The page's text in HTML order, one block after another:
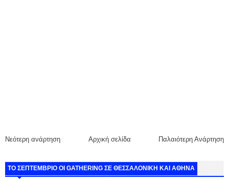
Νεότερη ανάρτηση Παλαιότερη Ανάρτηση
Αρχική σελίδα
ΤΟ ΣΕΠΤΕΜΒΡΙΟ ΟΙ GATHERING ΣΕ ΘΕΣΣΑΛΟΝΙΚΗ ΚΑΙ ΑΘΗΝΑ